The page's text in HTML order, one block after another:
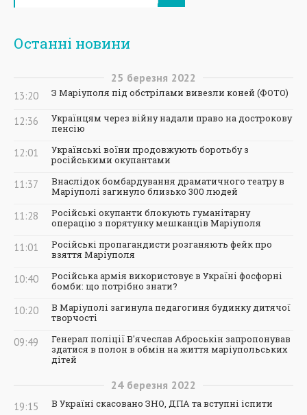
Останні новини
25 березня 2022
13:20 З Маріуполя під обстрілами вивезли коней (ФОТО)
12:36
Українцям через війну надали право на дострокову
пенсію
12:01
Українські воїни продовжують боротьбу з
російськими окупантами
11:37
Внаслідок бомбардування драматичного театру в
Маріуполі загинуло близько 300 людей
11:28
Російські окупанти блокують гуманітарну
операцію з порятунку мешканців Маріуполя
11:01
Російські пропагандисти розганяють фейк про
взяття Маріуполя
10:40
Російська армія використовує в Україні фосфорні
бомби: що потрібно знати?
10:20
В Маріуполі загинула педагогиня будинку дитячої
творчості
09:49
Генерал поліції В'ячеслав Аброськін запропонував
здатися в полон в обмін на життя маріупольських
дітей
24 березня 2022
19:15 В Україні скасовано ЗНО, ДПА та вступні іспити